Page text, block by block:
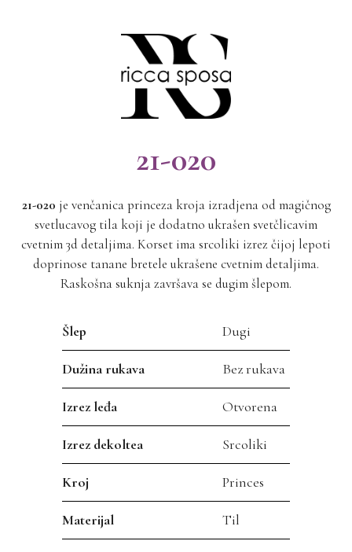
21-020
21-020 je venčanica princeza kroja izradjena od magičnog
svetlucavog tila koji je dodatno ukrašen svetčlicavim
cvetnim 3d detaljima. Korset ima srcoliki izrez čijoj lepoti
doprinose tanane bretele ukrašene cvetnim detaljima.
Raskošna suknja završava se dugim šlepom.
Šlep Dugi
Dužina rukava Bez rukava
Izrez leđa Otvorena
Izrez dekoltea Srcoliki
Kroj Princes
Materijal Til